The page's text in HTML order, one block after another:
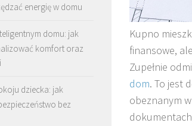
Kupno
finansowe,
Zupełnie
dom. To jest
obeznanym
energię w domu
domu: jak
komfort oraz
dziecka: jak
bez